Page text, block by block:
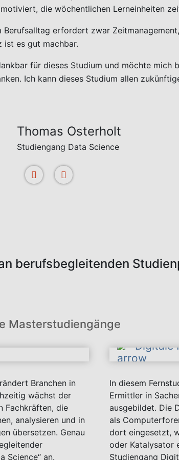
die wöchentlichen Lerneinheiten
Berufsalltag erfordert zwar
ist es gut machbar.
für dieses Studium und möchte mich
Ich kann dieses Studium allen
Thomas Osterholt
Studiengang Data Science
berufsbegleitenden
Masterstudiengänge
Branchen in
wächst der
Fachkräften, die
analysieren und in
übersetzen. Genau
Science“ an.
Digitale
In diesem
Ermittler in
ausgebildet. Die
als
dort eingesetzt,
oder Katalysator
Studiengang